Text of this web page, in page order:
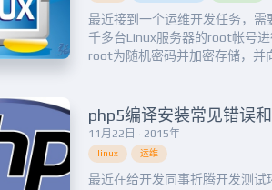
最近接到一个运维开发任务，
千多台Linux服务器的root帐号
root为随机密码并加密存储，并
好维护。本来也被我说服了，因
11月22日 · 2015年
php5编译安装常见错误
linux 运维
最近在给开发同事折腾开发测